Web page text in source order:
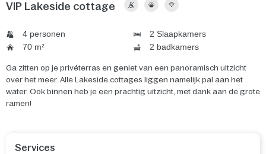
VIP Lakeside cottage
4 personen
2 Slaapkamers
70 m²
2 badkamers
Ga zitten op je privéterras en geniet van een panoramisch uitzicht
over het meer. Alle Lakeside cottages liggen namelijk pal aan het
water. Ook binnen heb je een prachtig uitzicht, met dank aan de grote
ramen!
Services